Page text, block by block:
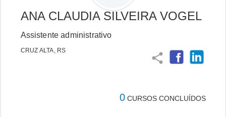
ANA CLAUDIA SILVEIRA VOGEL
Assistente administrativo
CRUZ ALTA, RS
share
0 CURSOS CONCLUÍDOS